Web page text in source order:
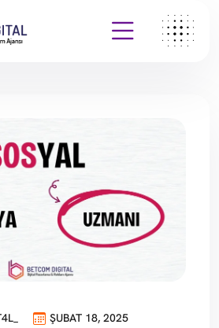
ŞUBAT 18, 2025